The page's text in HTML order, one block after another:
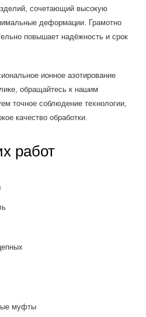
сочетающий высокую
деформации. Грамотно
повышает надёжность и срок
ионное азотирование
обращайтесь к нашим
точное соблюдение технологии,
качество обработки.
работ